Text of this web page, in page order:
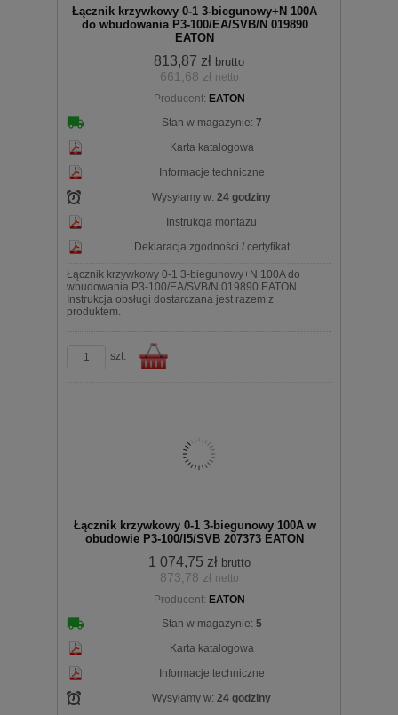
koszyka
Łącznik krzywkowy 0-1 3-biegunowy+N 100A
do wbudowania P3-100/EA/SVB/N 019890
EATON
813,87 zł brutto
661,68 zł netto
Producent: EATON
Stan w magazynie: 7
Karta katalogowa
Informacje techniczne
Wysyłamy w: 24 godziny
Instrukcja montażu
Deklaracja zgodności / certyfikat
Łącznik krzywkowy 0-1 3-biegunowy+N 100A do
wbudowania P3-100/EA/SVB/N 019890 EATON.
Instrukcja obsługi dostarczana jest razem z
produktem.
szt.
Łącznik krzywkowy 0-1 3-biegunowy 100A w
obudowie P3-100/I5/SVB 207373 EATON
1 074,75 zł brutto
873,78 zł netto
Producent: EATON
Stan w magazynie: 5
Karta katalogowa
Informacje techniczne
Wysyłamy w: 24 godziny